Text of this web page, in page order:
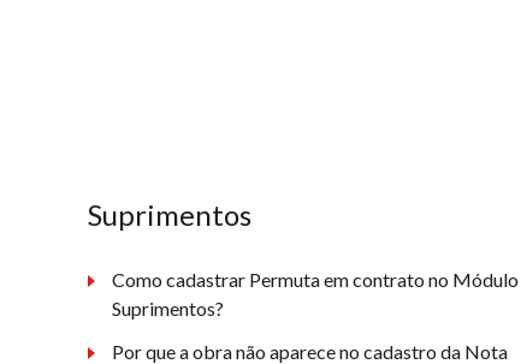
Suprimentos
Como cadastrar Permuta em contrato no Módulo
Suprimentos?
Por que a obra não aparece no cadastro da Nota